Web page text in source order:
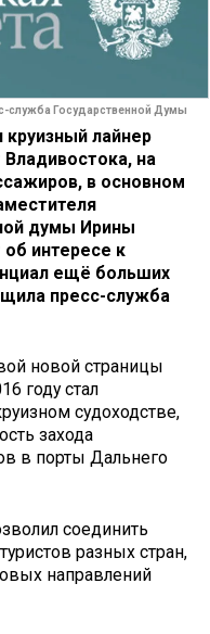
служба Государственной Думы
круизный лайнер
на
в основном
думы Ирины
об интересе к
ещё больших
пресс-служба
новой страницы
году стал
судоходстве,
захода
в порты Дальнего
соединить
разных стран,
направлений